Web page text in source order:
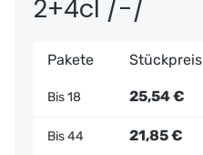
2+4cl /-/
Pakete Stückpreis
Bis18 25,54 €
Bis44 21,85 €